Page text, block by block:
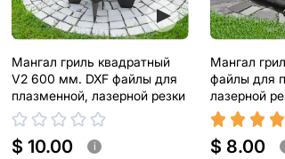
Мангал гриль квадратный
V2 600 мм. DXF файлы для
плазменной, лазерной резки
$ 10.00 i
Мангал
файлы для
лазерной
$ 8.00